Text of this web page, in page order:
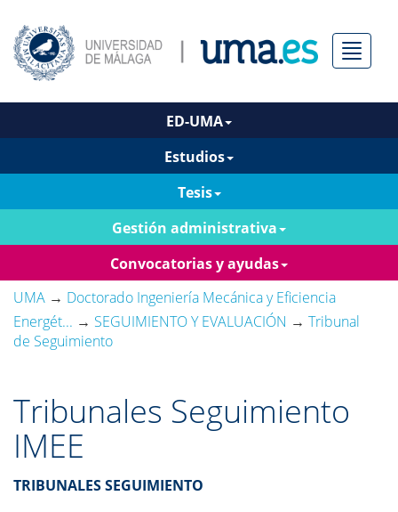
Menú
ED-UMA
Estudios
Tesis
Gestión administrativa
Convocatorias y ayudas
UMA → Doctorado Ingeniería Mecánica y Eficiencia
Energét... → SEGUIMIENTO Y EVALUACIÓN → Tribunal
de Seguimiento
Tribunales Seguimiento
IMEE
TRIBUNALES SEGUIMIENTO